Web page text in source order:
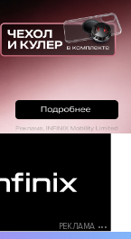
РЕКЛАМА •••